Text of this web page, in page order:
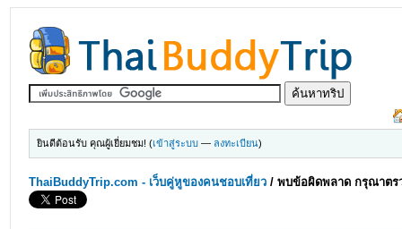
ยินดีต้อนรับ คุณผู้เยี่ยมชม! (เข้าสู่ระบบ — ลงทะเบียน)
ThaiBuddyTrip.com - เว็บคู่หูของคนชอบเที่ยว /พบข้อผิดพลาด กรุณาตร